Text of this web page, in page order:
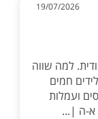
19/07/2026
למה שווה
חמים
ועמלות
א-ה |...